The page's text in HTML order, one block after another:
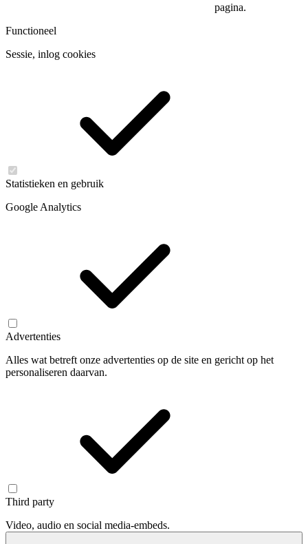
pagina.
Functioneel
Sessie, inlog cookies
Statistieken en gebruik
Google Analytics
Advertenties
Alles wat betreft onze advertenties op de site en gericht op het
personaliseren daarvan.
Third party
Video, audio en social media-embeds.